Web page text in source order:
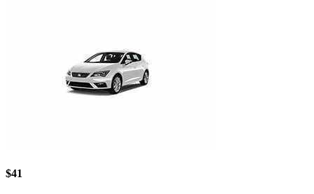
$41